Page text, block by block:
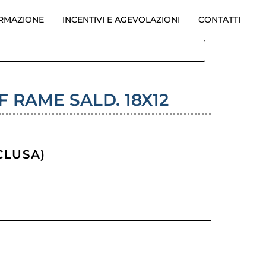
INCENTIVI E AGEVOLAZIONI CONTATTI
RAME SALD. 18X12